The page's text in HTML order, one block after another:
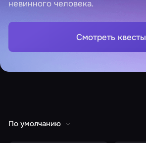
невинного человека.
Смотреть квесты
По умолчанию